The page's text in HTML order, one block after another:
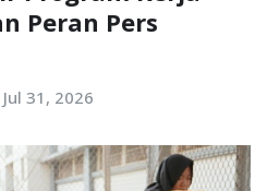
Peran Pers
Jul 31, 2026